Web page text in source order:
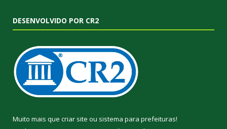
DESENVOLVIDO POR CR2
Muito mais que criar site ou sistema para prefeituras!